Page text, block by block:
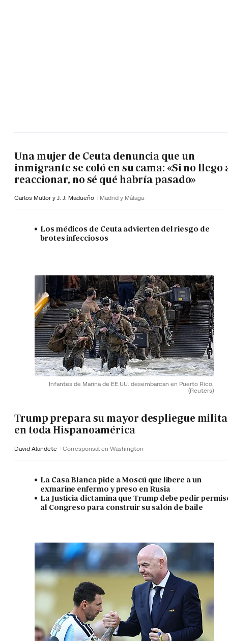
Una mujer de Ceuta denuncia que un
inmigrante se coló en su cama: «Si no llego
reaccionar, no sé qué habría pasado»
Carlos Mullor y J. J. Madueño Madrid y Málaga
Los médicos de Ceuta advierten del riesgo de
brotes infecciosos
Infantes de Marina de EE.UU. desembarcan en Puerto Rico.
(Reuters)
Trump prepara su mayor despliegue
en toda Hispanoamérica
David Alandete Corresponsal en Washington
La Casa Blanca pide a Moscú que libere a un
exmarine enfermo y preso en Rusia
La Justicia dictamina que Trump debe pedir
al Congreso para construir su salón de baile